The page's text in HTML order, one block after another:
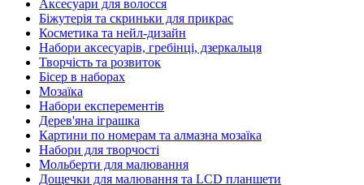
Аксесуари для волосся
Біжутерія та скриньки для прикрас
Косметика та нейл-дизайн
Набори аксесуарів, гребінці, дзеркальця
Творчість та розвиток
Бісер в наборах
Мозаїка
Набори експерементів
Дерев'яна іграшка
Картини по номерам та алмазна мозаїка
Набори для творчості
Мольберти для малювання
Дощечки для малювання та LCD планшети